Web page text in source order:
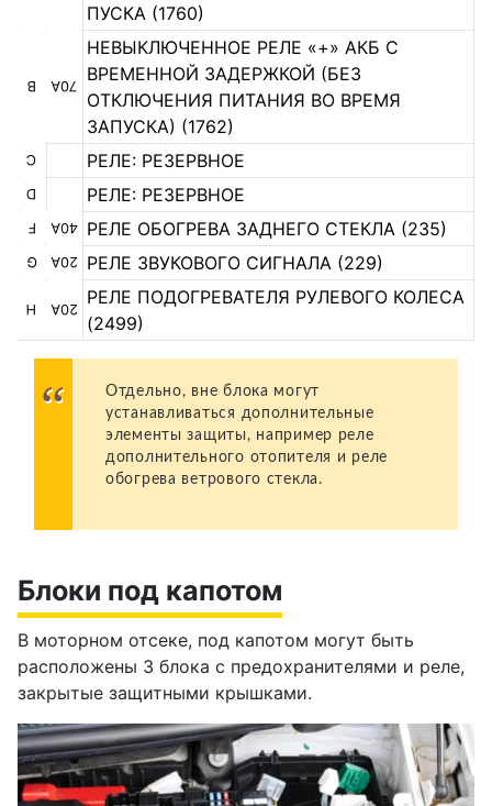
ПУСКА (1760)
B 70A
НЕВЫКЛЮЧЕННОЕ РЕЛЕ «+» АКБ С
ВРЕМЕННОЙ ЗАДЕРЖКОЙ (БЕЗ
ОТКЛЮЧЕНИЯ ПИТАНИЯ ВО ВРЕМЯ
ЗАПУСКА) (1762)
C РЕЛЕ: РЕЗЕРВНОЕ
D РЕЛЕ: РЕЗЕРВНОЕ
F 40A РЕЛЕ ОБОГРЕВА ЗАДНЕГО СТЕКЛА (235)
G 20A РЕЛЕ ЗВУКОВОГО СИГНАЛА (229)
H 20A
РЕЛЕ ПОДОГРЕВАТЕЛЯ РУЛЕВОГО КОЛЕСА
(2499)
Отдельно, вне блока могут
устанавливаться дополнительные
элементы защиты, например реле
дополнительного отопителя и реле
обогрева ветрового стекла.
Блоки под капотом
В моторном отсеке, под капотом могут быть
расположены 3 блока с предохранителями и реле,
закрытые защитными крышками.